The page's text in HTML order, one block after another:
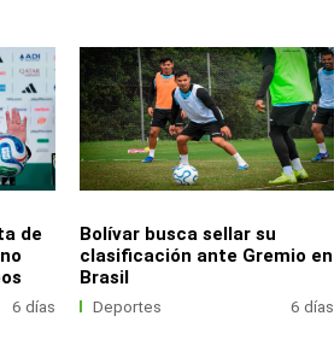
de
6 días
Bolívar busca sellar su
clasificación ante Gremio en
Brasil
Deportes 6 días